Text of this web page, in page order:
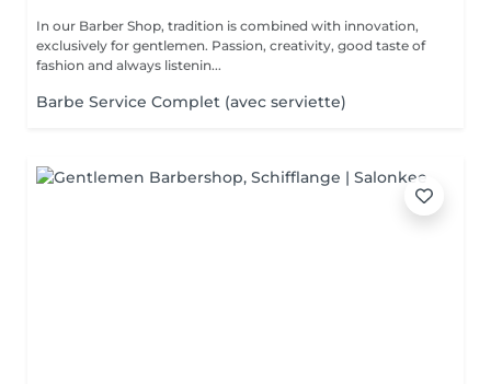
In our Barber Shop, tradition is combined with innovation,
exclusively for gentlemen. Passion, creativity, good taste of
fashion and always listenin...
Barbe Service Complet (avec serviette)